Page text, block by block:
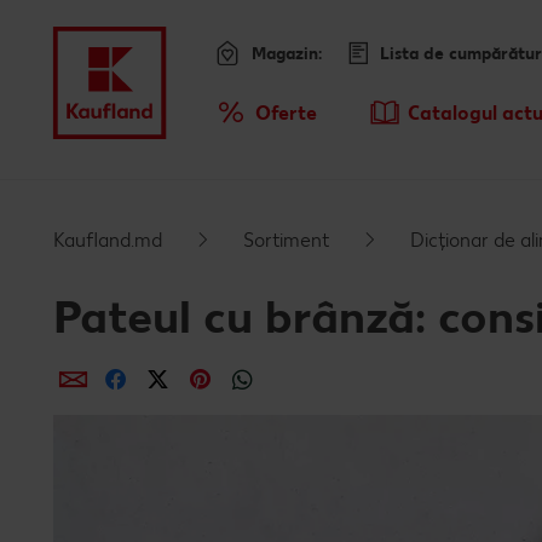
Meniu Oferte Catalogul
Magazin: Lista de
Kaufland.md Sortiment Dicționar de
Pateul cu brânză:
DistribuieDistribuieDistribuieDistribuie